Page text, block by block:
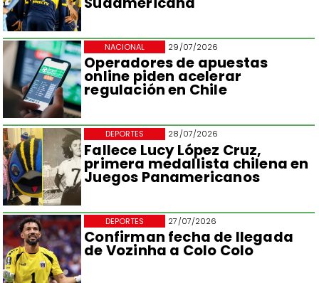
29/07/2026
Operadores de apuestas
online piden acelerar
regulación en Chile
NACIONAL
28/07/2026
Fallece Lucy López Cruz,
primera medallista chilena en
Juegos Panamericanos
DEPORTES
27/07/2026
Confirman fecha de llegada
de Vozinha a Colo Colo
DEPORTES